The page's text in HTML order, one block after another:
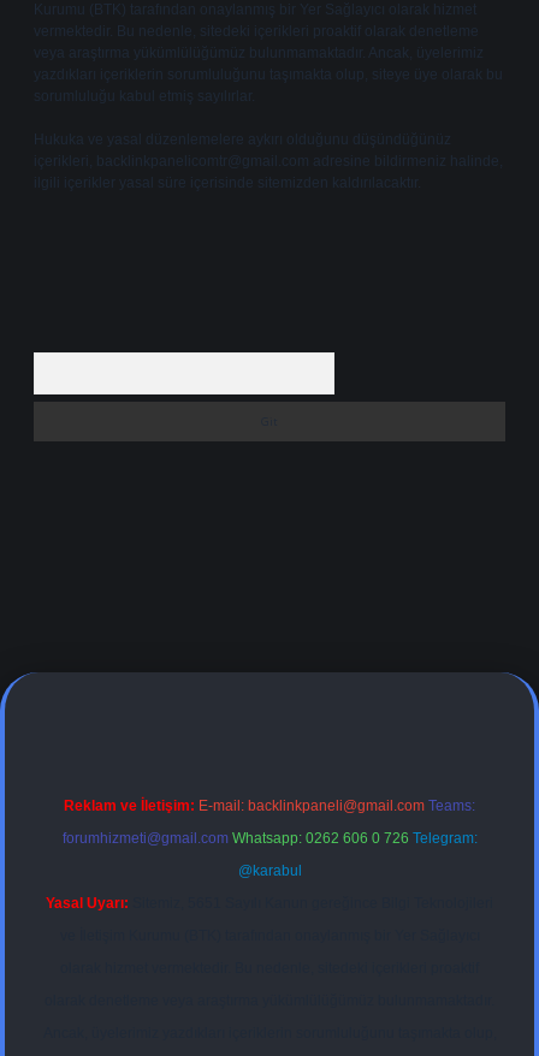
Kurumu (BTK) tarafından onaylanmış bir Yer Sağlayıcı olarak hizmet
vermektedir. Bu nedenle, sitedeki içerikleri proaktif olarak denetleme
veya araştırma yükümlülüğümüz bulunmamaktadır. Ancak, üyelerimiz
yazdıkları içeriklerin sorumluluğunu taşımakta olup, siteye üye olarak bu
sorumluluğu kabul etmiş sayılırlar.
Hukuka ve yasal düzenlemelere aykırı olduğunu düşündüğünüz
içerikleri,
backlinkpanelicomtr@gmail.com adresine bildirmeniz halinde,
ilgili içerikler yasal süre içerisinde sitemizden kaldırılacaktır.
Reklam ve İletişim: E-mail: backlinkpaneli@gmail.com Teams:
forumhizmeti@gmail.com Whatsapp: 0262 606 0 726 Telegram:
@karabul
Yasal Uyarı: